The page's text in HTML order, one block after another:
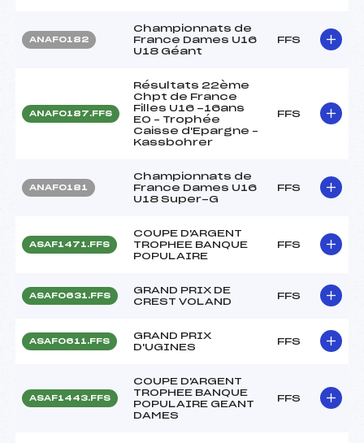
ANAF0182
Championnats de
France Dames U16
U18 Géant
FFS
ANAF0187.FFS
Résultats 22ème
Chpt de France
Filles U16 -16ans
EO – Trophée
Caisse d'Epargne –
Kassbohrer
FFS
ANAF0181
Championnats de
France Dames U16
U18 Super-G
FFS
ASAF1471.FFS
COUPE D'ARGENT
TROPHEE BANQUE
POPULAIRE
FFS
ASAF0631.FFS
GRAND PRIX DE
CREST VOLAND
FFS
ASAF0611.FFS
GRAND PRIX
D'UGINES
FFS
ASAF1443.FFS
COUPE D'ARGENT
TROPHEE BANQUE
POPULAIRE GEANT
DAMES
FFS